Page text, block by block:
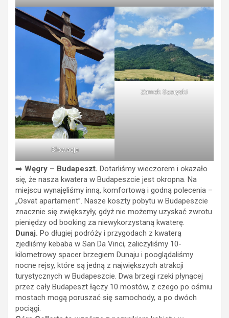
Słowacja
Zamek Szaryski
➡️ Węgry – Budapeszt. Dotarliśmy wieczorem i okazało
się, że nasza kwatera w Budapeszcie jest okropna. Na
miejscu wynajęliśmy inną, komfortową i godną polecenia –
„Osvat apartament”. Nasze koszty pobytu w Budapeszcie
znacznie się zwiększyły, gdyż nie możemy uzyskać zwrotu
pieniędzy od booking za niewykorzystaną kwaterę.
Dunaj. Po długiej podróży i przygodach z kwaterą
zjedliśmy kebaba w San Da Vinci, zaliczyliśmy 10-
kilometrowy spacer brzegiem Dunaju i pooglądaliśmy
nocne rejsy, które są jedną z największych atrakcji
turystycznych w Budapeszcie. Dwa brzegi rzeki płynącej
przez cały Budapeszt łączy 10 mostów, z czego po ośmiu
mostach mogą poruszać się samochody, a po dwóch
pociągi.